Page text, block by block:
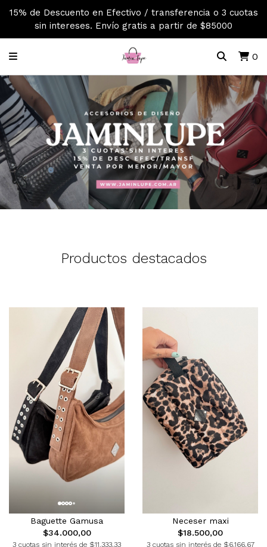
15% de Descuento en Efectivo / transferencia o 3 cuotas
sin intereses. Envío gratis a partir de $85000
0
Productos destacados
Baguette Gamusa
$34.000,00
3 cuotas sin interés de $11.333,33
Neceser maxi
$18.500,00
3 cuotas sin interés de $6.166,67